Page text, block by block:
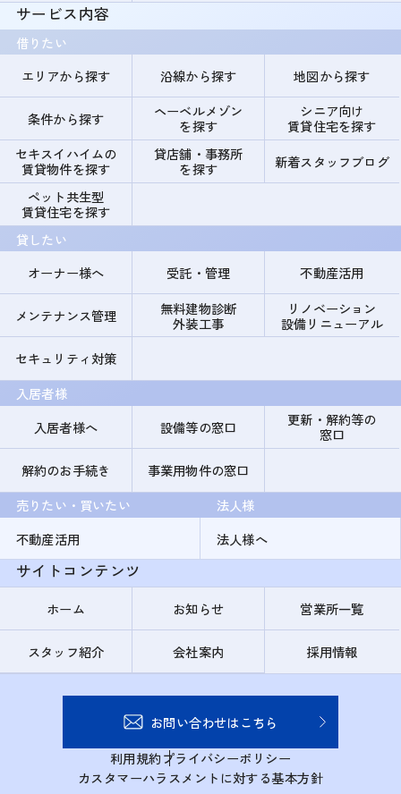
サービス内容
借りたい
エリアから探す
沿線から探す 地図から探す
条件から探す
ヘーベルメゾン
を探す
シニア向け
賃貸住宅を探す
セキスイハイムの
賃貸物件を探す
貸店舗・事務所
を探す
新着スタッフブログ
ペット共生型
賃貸住宅を探す
貸したい
オーナー様へ
受託・管理 不動産活用
メンテナンス管理
無料建物診断
外装工事
リノベーション
設備リニューアル
セキュリティ対策
入居者様
入居者様へ
設備等の窓口
更新・解約等の
窓口
解約のお手続き
事業用物件の窓口
売りたい・買いたい
不動産活用
法人様
法人様へ
サイトコンテンツ
ホーム お知らせ 営業所一覧
スタッフ紹介 会社案内 採用情報
お問い合わせはこちら
利用規約プライバシーポリシー
カスタマーハラスメントに対する基本方針